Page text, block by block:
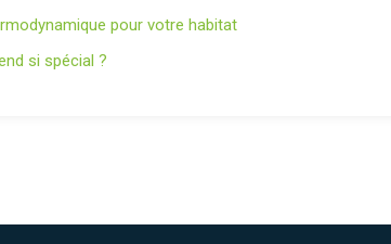
pour votre habitat
si spécial ?